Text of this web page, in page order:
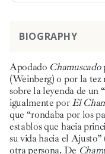
BIOGRAPHY
Apodado Chamuscado
(Weinberg) o por la tez
sobre la leyenda de un
igualmente porEl
que “rondaba por los
establos que hacia
su vida hacia el
otra persona. De